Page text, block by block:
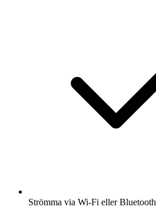
Strömma via Wi-Fi eller Bluetooth